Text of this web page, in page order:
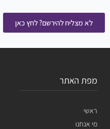
לא מצליח להירשם? לחץ כאן
מפת האתר
ראשי
מי אנחנו